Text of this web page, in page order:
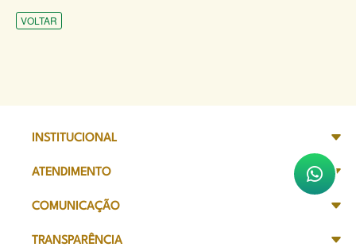
VOLTAR
INSTITUCIONAL
ATENDIMENTO
COMUNICAÇÃO
TRANSPARÊNCIA